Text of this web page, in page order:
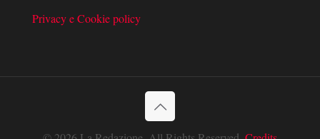
Privacy e Cookie policy